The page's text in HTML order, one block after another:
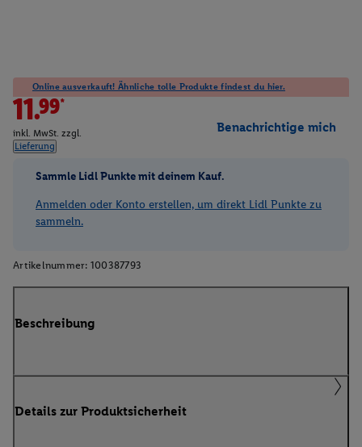
Online ausverkauft! Ähnliche tolle Produkte findest du hier.
11.99*
inkl. MwSt. zzgl.
Lieferung
Benachrichtige mich
Sammle Lidl Punkte mit deinem Kauf.
Anmelden oder Konto erstellen, um direkt Lidl Punkte zu
sammeln.
Artikelnummer: 100387793
Beschreibung
Details zur Produktsicherheit